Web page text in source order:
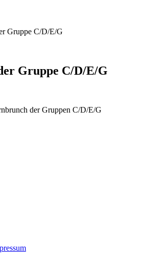
Gruppe C/D/E/G
Gruppe C/D/E/G
der Gruppen C/D/E/G